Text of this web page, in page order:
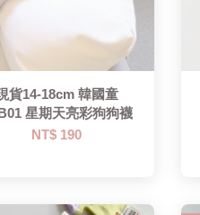
貨14-18cm 韓國童
星期天亮彩狗狗襪
NT$ 190